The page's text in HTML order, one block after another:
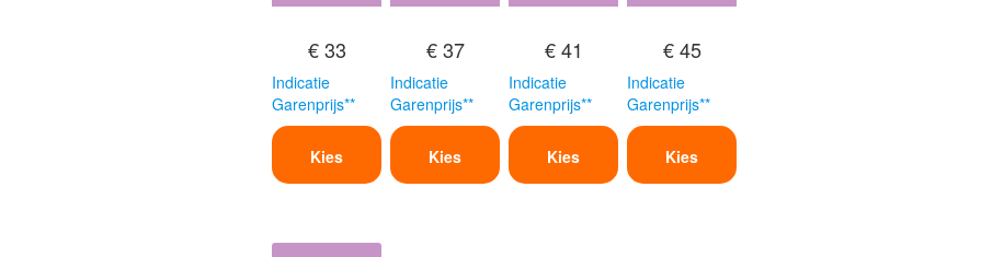
€ 33
Indicatie
Garenprijs**
Kies
€ 37
Indicatie
Garenprijs**
Kies
€ 41
Indicatie
Garenprijs**
Kies
€ 45
Indicatie
Garenprijs**
Kies